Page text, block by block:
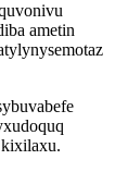
ametin